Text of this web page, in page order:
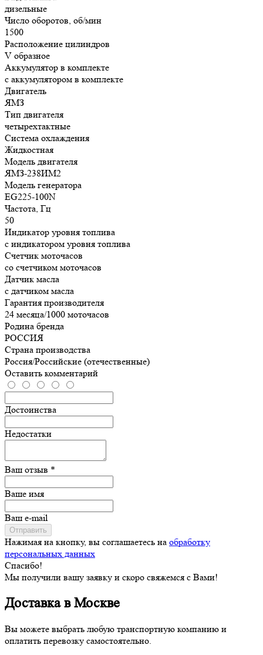
дизельные
Число оборотов, об/мин
1500
Расположение цилиндров
V образное
Аккумулятор в комплекте
с аккумулятором в комплекте
Двигатель
ЯМЗ
Тип двигателя
четырехтактные
Система охлаждения
Жидкостная
Модель двигателя
ЯМЗ-238ИМ2
Модель генератора
EG225-100N
Частота, Гц
50
Индикатор уровня топлива
с индикатором уровня топлива
Счетчик моточасов
со счетчиком моточасов
Датчик масла
с датчиком масла
Гарантия производителя
24 месяца/1000 моточасов
Родина бренда
РОССИЯ
Страна производства
Россия/Российские (отечественные)
Оставить комментарий
Достоинства
Недостатки
Ваш отзыв *
Ваше имя
Ваш e-mail
Отправить
Нажимая на кнопку, вы соглашаетесь на обработку
персональных данных
Спасибо!
Мы получили вашу заявку и скоро свяжемся с Вами!
Доставка в Москве
Вы можете выбрать любую транспортную компанию и
оплатить перевозку самостоятельно.